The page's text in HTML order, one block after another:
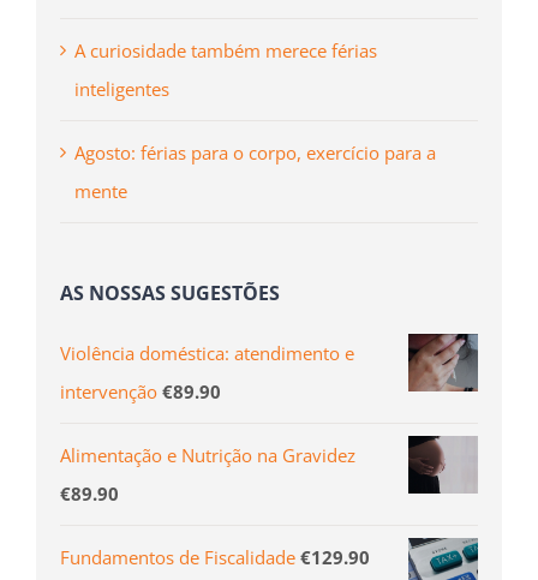
A curiosidade também merece férias
inteligentes
Agosto: férias para o corpo, exercício para a
mente
AS NOSSAS SUGESTÕES
Violência doméstica: atendimento e
intervenção €89.90
Alimentação e Nutrição na Gravidez
€89.90
Fundamentos de Fiscalidade €129.90